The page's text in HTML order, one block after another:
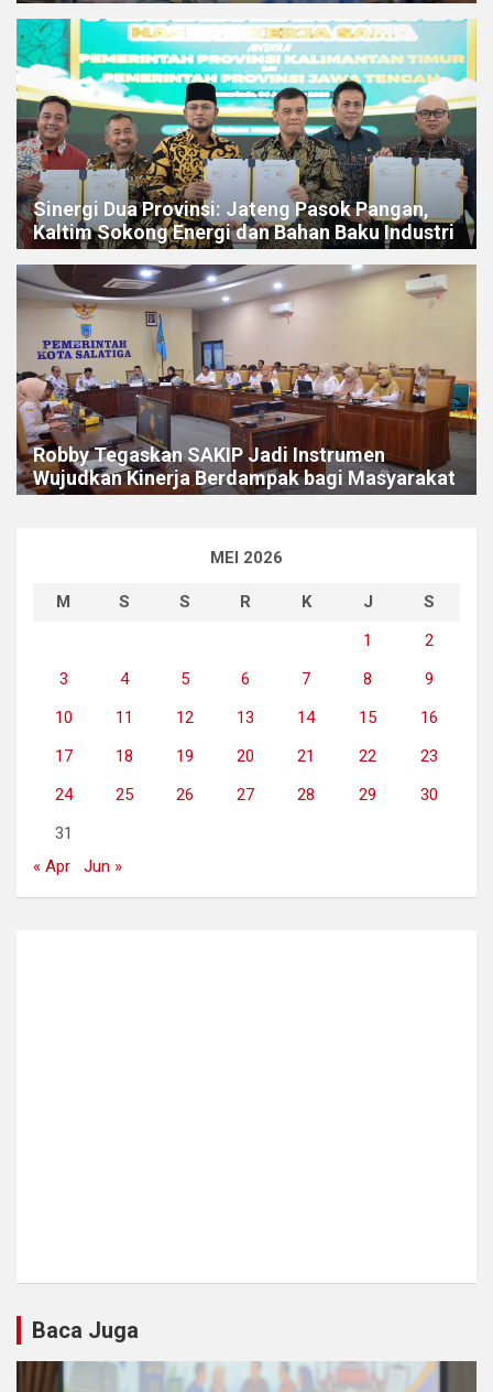
Sinergi Dua Provinsi: Jateng Pasok Pangan,
Kaltim Sokong Energi dan Bahan Baku Industri
Robby Tegaskan SAKIP Jadi Instrumen
Wujudkan Kinerja Berdampak bagi Masyarakat
MEI 2026
M S S R K J
S
1
2
3
4 5 6 7 8
9
10
11 12 13 14 15
16
17
18 19 20 21 22
23
24
25 26 27 28 29
30
31
« Apr
Jun »
Baca Juga